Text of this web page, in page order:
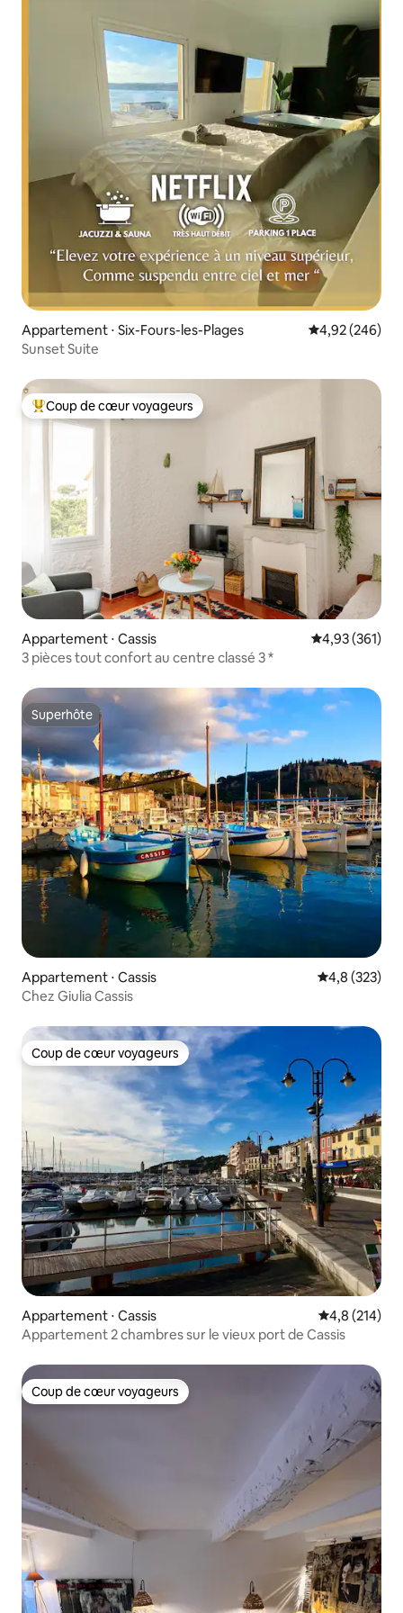
Appartement ⋅ Six-Fours-les-Plages Évaluation
4,92 (246)
Sunset Suite
Coups de cœur voyageurs les plus appréciés
Coup de cœur voyageurs
Appartement ⋅ Cassis Évaluation
4,93 (361)
3 pièces tout confort au centre classé 3 *
Superhôte
Superhôte
Appartement ⋅ Cassis Évaluation
4,8 (323)
Chez Giulia Cassis
Coup de cœur voyageurs
Coup de cœur voyageurs
Appartement ⋅ Cassis Évaluation
4,8 (214)
Appartement 2 chambres sur le vieux port de Cassis
Coup de cœur voyageurs
Coup de cœur voyageurs